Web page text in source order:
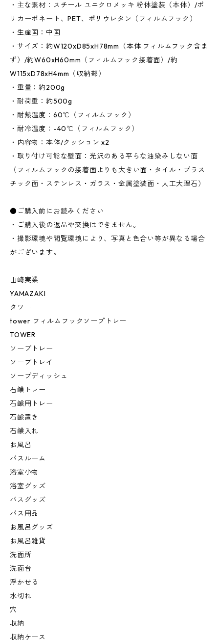
・主な素材：スチール ユニクロメッキ 粉体塗装（本体）/ポ
リカーボネート、PET、ポリウレタン（フィルムフック）
・生産国：中国
・サイズ：約W120xD85xH78mm（本体 フィルムフック含ま
ず）/約W60xH60mm（フィルムフック接着面）/約
W115xD78xH4mm（収納部）
・重量：約200g
・耐荷重：約500g
・耐熱温度：60℃（フィルムフック）
・耐冷温度：-40℃（フィルムフック）
・内容物：本体/クッション x2
・取り付け可能な壁面：光沢のある平らな油染みしない面
（フィルムフックの接着面よりも大きい面・タイル・プラス
チック面・ステンレス・ガラス・金属塗装面・人工大理石）
●ご購入前にお読みください
・ご購入後の返品や交換はできません。
・撮影環境や閲覧環境により、写真と色合い等が異なる場合
がございます。
山崎実業
YAMAZAKI
タワー
tower フィルムフックソープトレー
TOWER
ソープトレー
ソープトレイ
ソープディッシュ
石鹸トレー
石鹸用トレー
石鹸置き
石鹸入れ
お風呂
バスルーム
浴室小物
浴室グッズ
バスグッズ
バス用品
お風呂グッズ
お風呂雑貨
洗面所
洗面台
浮かせる
水切れ
穴
収納
収納ケース